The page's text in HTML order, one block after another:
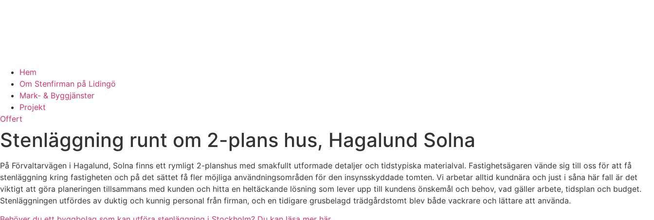
Hem
Om Stenfirman på Lidingö
Mark- & Byggjänster
Projekt
Offert
Stenläggning runt om 2-plans hus, Hagalund Solna
På Förvaltarvägen i Hagalund, Solna finns ett rymligt 2-planshus med smakfullt utformade detaljer och tidstypiska materialval. Fastighetsägaren vände sig till oss för att få
stenläggning kring fastigheten och på det sättet få fler möjliga användningsområden för den insynsskyddade tomten. Vi arbetar alltid kundnära och just i såna här fall är det
viktigt att göra planeringen tillsammans med kunden och hitta en heltäckande lösning som lever upp till kundens önskemål och behov, vad gäller arbete, tidsplan och budget.
Stenläggningen utfördes av duktig och kunnig personal från firman, och en tidigare grusbelagd trädgårdstomt blev både vackrare och lättare att använda.